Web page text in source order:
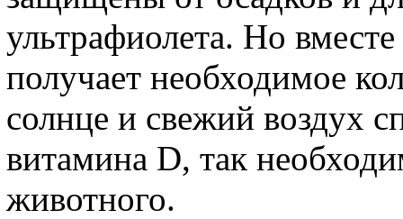
ультрафиолета. Но
получает необходимое
солнце и свежий воздух
витамина D, так
животного.